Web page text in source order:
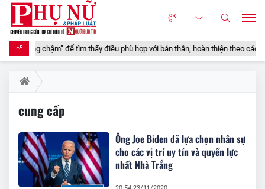
“sống chậm” để tìm thấy điều phù hợp với bản thân, hoàn thiện theo cách của
cung cấp
Ông Joe Biden đã lựa chọn nhân sự
cho các vị trí uy tín và quyền lực
nhất Nhà Trắng